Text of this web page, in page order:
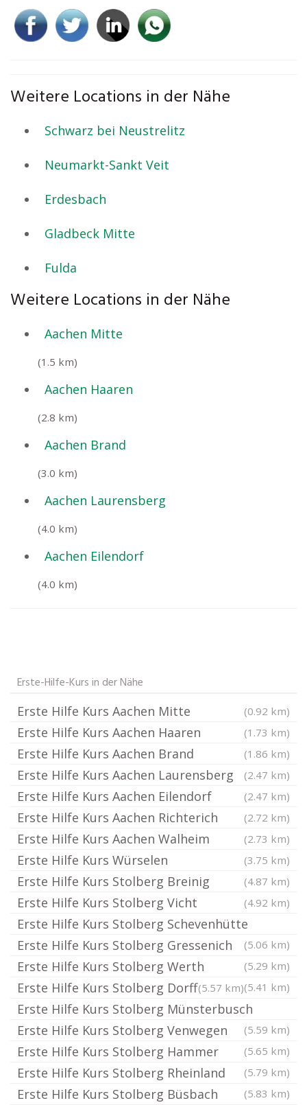
Weitere Locations in der Nähe
Schwarz bei Neustrelitz
Neumarkt-Sankt Veit
Erdesbach
Gladbeck Mitte
Fulda
Weitere Locations in der Nähe
Aachen Mitte
(1.5 km)
Aachen Haaren
(2.8 km)
Aachen Brand
(3.0 km)
Aachen Laurensberg
(4.0 km)
Aachen Eilendorf
(4.0 km)
Erste-Hilfe-Kurs in der Nähe
Erste Hilfe Kurs Aachen Mitte (0.92 km)
Erste Hilfe Kurs Aachen Haaren (1.73 km)
Erste Hilfe Kurs Aachen Brand (1.86 km)
Erste Hilfe Kurs Aachen Laurensberg (2.47 km)
Erste Hilfe Kurs Aachen Eilendorf (2.47 km)
Erste Hilfe Kurs Aachen Richterich (2.72 km)
Erste Hilfe Kurs Aachen Walheim (2.73 km)
Erste Hilfe Kurs Würselen (3.75 km)
Erste Hilfe Kurs Stolberg Breinig (4.87 km)
Erste Hilfe Kurs Stolberg Vicht (4.92 km)
Erste Hilfe Kurs Stolberg Schevenhütte
(5.06 km)
Erste Hilfe Kurs Stolberg Gressenich
(5.29 km)
Erste Hilfe Kurs Stolberg Werth
(5.41 km)
Erste Hilfe Kurs Stolberg Dorff(5.57 km)
Erste Hilfe Kurs Stolberg Münsterbusch
(5.59 km)
Erste Hilfe Kurs Stolberg Venwegen
(5.65 km)
Erste Hilfe Kurs Stolberg Hammer
(5.79 km)
Erste Hilfe Kurs Stolberg Rheinland
(5.83 km)
Erste Hilfe Kurs Stolberg Büsbach